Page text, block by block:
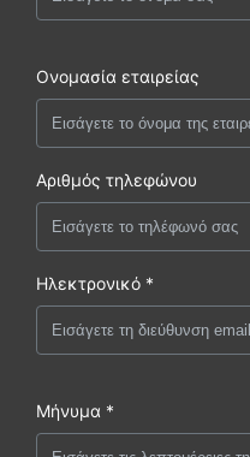
Ονομασία εταιρείας
Αριθμός τηλεφώνου
Ηλεκτρονικό *
Μήνυμα *